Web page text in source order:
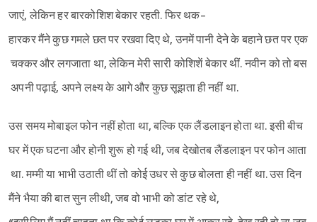
जाएं, लेकिन हर बारकोशिश बेकार रहती. फिर थक-
हारकर मैंने कुछ गमले छत पर रखवा दिए थे, उनमें पानी देने के बहाने छत पर एक
चक्कर और लगजाता था, लेकिन मेरी सारी कोशिशें बेकार थीं. नवीन को तो बस
अपनी पढ़ाई, अपने लक्ष्य के आगे और कुछ सूझता ही नहीं था.
उस समय मोबाइल फोन नहीं होता था, बल्कि एक लैंडलाइन होता था. इसी बीच
घर में एक घटना और होनी शुरू हो गई थी, जब देखोतब लैंडलाइन पर फोन आता
था. मम्मी या भाभी उठाती थीं तो कोई उधर से कुछ बोलता ही नहीं था. उस दिन
मैंने भैया की बात सुन लीथी, जब वो भाभी को डांट रहे थे,